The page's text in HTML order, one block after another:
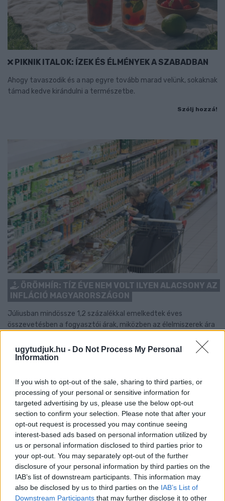
ugytudjuk.hu - Do Not Process My Personal
Information
If you wish to opt-out of the sale, sharing to third parties, or
processing of your personal or sensitive information for
targeted advertising by us, please use the below opt-out
section to confirm your selection. Please note that after your
opt-out request is processed you may continue seeing
interest-based ads based on personal information utilized by
us or personal information disclosed to third parties prior to
your opt-out. You may separately opt-out of the further
disclosure of your personal information by third parties on the
IAB’s list of downstream participants. This information may
also be disclosed by us to third parties on the IAB’s List of
Downstream Participants that may further disclose it to other
PIKNIK ITALOK: ÍZEK ÉS ÉLMÉNYEK A SZABADBAN
Ahogy tavaszodik és a nap egyre tovább marad velünk, sokaknak
támad kedve kirándulni a természetbe.
Szólj hozzá!
ÖRÖMHÍR: TÍZ ÉVE NEM VOLT ILYEN ALACSONY AZ
INFLÁCIÓ MAGYARORSZÁGON
Júliusban mindössze 1,2 százalékkal emelkedtek éves
összevetésben a fogyasztói árak, miközben az élelmiszerek ára
Szólj hozzá!